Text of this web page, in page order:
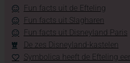
Fun facts uit de Efteling
Fun facts uit Slagharen
Fun facts uit Disneyland Paris
De zes Disneyland-kastelen
Symbolica heeft de Efteling